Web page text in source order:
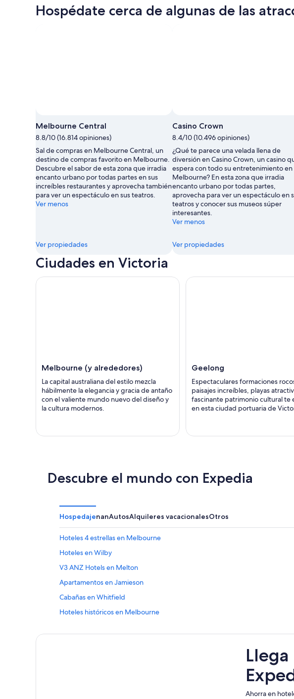
Hospédate cerca de algunas de las
Melbourne Central
8.8/10 (16.814 opiniones)
Sal de compras en Melbourne Central, un
destino de compras favorito en Melbourne.
Descubre el sabor de esta zona que irradia
encanto urbano por todas partes en sus
increíbles restaurantes y aprovecha también
para ver un espectáculo en sus teatros.
Ver menos
Ver propiedades
Casino Crown
8.4/10 (10.496 opiniones)
¿Qué te parece una velada llena de
diversión en Casino Crown, un casino
espera con todo su entretenimiento en
Melbourne? En esta zona que irradia
encanto urbano por todas partes,
aprovecha para ver un espectáculo en
teatros y conocer sus museos súper
interesantes.
Ver menos
Ver propiedades
Ciudades en Victoria
Melbourne (y alrededores)
La capital australiana del estilo mezcla
hábilmente la elegancia y gracia de antaño
con el valiente mundo nuevo del diseño y
la cultura modernos.
Geelong
Espectaculares formaciones
paisajes increíbles, playas
fascinante patrimonio cultural te
en esta ciudad portuaria de
Descubre el mundo con Expedia
HospedajenanAutosAlquileres vacacionalesOtros
Hoteles 4 estrellas en Melbourne
Hoteles en Wilby
V3 ANZ Hotels en Melton
Apartamentos en Jamieson
Cabañas en Whitfield
Hoteles históricos en Melbourne
Ahorra en